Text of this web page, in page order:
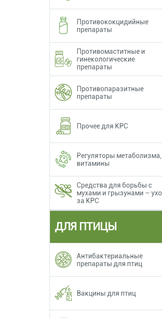
Противококцидийные
препараты
Противомаститные и
гинекологические
препараты
Противопаразитные
препараты
Прочее для КРС
Регуляторы метаболизма,
витамины
Средства для борьбы с
мухами и грызунами –
за КРС
ДЛЯ ПТИЦЫ
Антибактериальные
препараты для птиц
Вакцины для птиц